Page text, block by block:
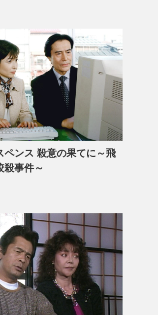
ペンス 殺意の果てに～飛
殺事件～